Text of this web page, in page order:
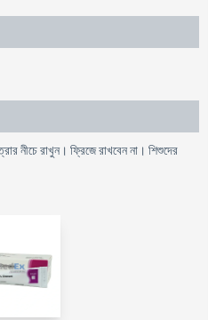
নীচে রাখুন। ফ্রিজে রাখবেন না। শিশুদের